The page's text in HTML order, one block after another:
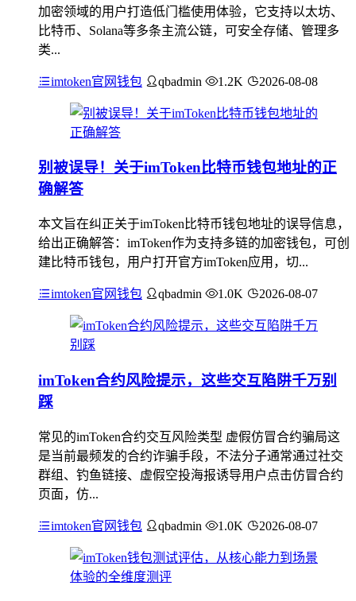
加密领域的用户打造低门槛使用体验，它支持以太坊、
比特币、Solana等多条主流公链，可安全存储、管理多
类...
imtoken官网钱包 qbadmin 1.2K 2026-08-08
别被误导！关于imToken比特币钱包地址的正
确解答
本文旨在纠正关于imToken比特币钱包地址的误导信息，
给出正确解答：imToken作为支持多链的加密钱包，可创
建比特币钱包，用户打开官方imToken应用，切...
imtoken官网钱包 qbadmin 1.0K 2026-08-07
imToken合约风险提示，这些交互陷阱千万别
踩
常见的imToken合约交互风险类型 虚假仿冒合约骗局这
是当前最频发的合约诈骗手段，不法分子通常通过社交
群组、钓鱼链接、虚假空投海报诱导用户点击仿冒合约
页面，仿...
imtoken官网钱包 qbadmin 1.0K 2026-08-07